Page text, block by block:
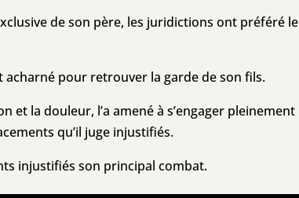
de son père, les juridictions ont préféré le
acharné pour retrouver la garde de son fils.
et la douleur, l’a amené à s’engager pleinement
qu’il juge injustifiés.
injustifiés son principal combat.